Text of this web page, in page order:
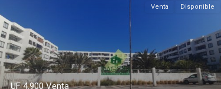
Venta Disponible
UF 4.900Venta